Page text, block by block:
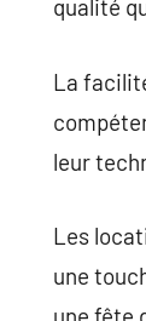
qualité
La
leur
Les
une